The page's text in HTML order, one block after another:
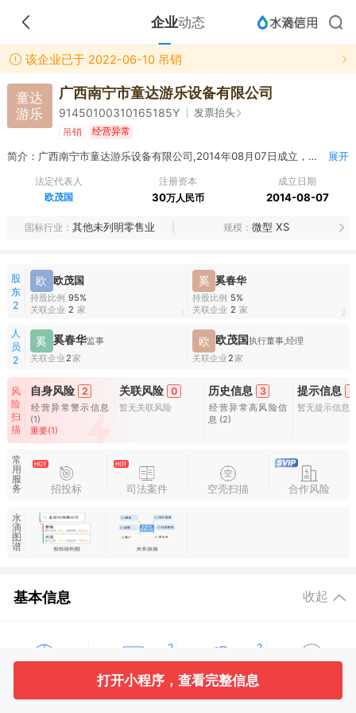
企业动态
该企业已于 2022-06-10 吊销
童达
游乐
广西南宁市童达游乐设备有限公司
91450100310165185Y 发票抬头
吊销 经营异常
简介：广西南宁市童达游乐设备有限公司,2014年08月07日成立，经营范围包括销售：游乐设备、体育器材、健身器材、文化用品、床上用品、五金交电、日用百货、针织品、纺织品、劳保用品（除国家专控产品）、服装鞋帽、农副土特产品（仅限初级农产品）。（依法须经批准的项目，经相关部门批准后方可开展经营活动。） 展开
法定代表人
欧茂国
注册资本
30万人民币
成立日期
2014-08-07
国标行业 其他未列明零售业 规模 微型 XS
股
东
2
欧 欧茂国
持股比例 95%
关联企业 2 家 1
奚 奚春华
持股比例 5%
关联企业 2 家 2
人
员
2
奚 奚春华监事
关联企业 2家
欧 欧茂国执行董事,经理
关联企业 2家
风
险
扫
描
自身风险 2
经营异常警示信息
(1)
重要(1)
关联风险 0
暂无关联风险
历史信息 3
经营异常高风险信
息 (2)
提示信息 0
暂无提示信息
常
用
服
务
招投标 司法案件 空壳扫描 合作风险
水
滴
图
谱
基本信息 收起
2
股东信息
2
主要人员
打开小程序，查看完整信息